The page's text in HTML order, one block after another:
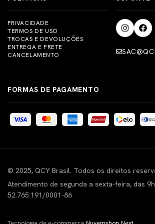
PRIVACIDADE
TERMOS DE USO
TROCAS E DEVOLUÇÕES
ENTREGA E FRETE
CANCELAMENTO
FORMAS DE PAGAMENTO
© 2025, QCY Brasil. Todos os direitos
Atendimento de segunda a sexta-feira, das
52.765.191/0001-86